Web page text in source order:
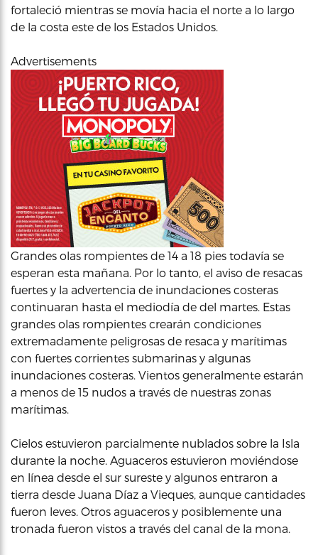
fortaleció mientras se movía hacia el norte a lo largo
de la costa este de los Estados Unidos.
Advertisements
Grandes olas rompientes de 14 a 18 pies todavía se
esperan esta mañana. Por lo tanto, el aviso de resacas
fuertes y la advertencia de inundaciones costeras
continuaran hasta el mediodía de del martes. Estas
grandes olas rompientes crearán condiciones
extremadamente peligrosas de resaca y marítimas
con fuertes corrientes submarinas y algunas
inundaciones costeras. Vientos generalmente estarán
a menos de 15 nudos a través de nuestras zonas
marítimas.
Cielos estuvieron parcialmente nublados sobre la Isla
durante la noche. Aguaceros estuvieron moviéndose
en línea desde el sur sureste y algunos entraron a
tierra desde Juana Díaz a Vieques, aunque cantidades
fueron leves. Otros aguaceros y posiblemente una
tronada fueron vistos a través del canal de la mona.